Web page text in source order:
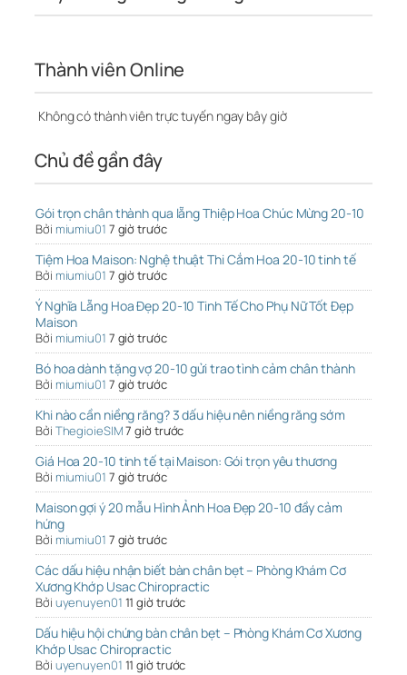
Thành viên Online
Không có thành viên trực tuyến ngay bây giờ
Chủ đề gần đây
Gói trọn chân thành qua lẵng Thiệp Hoa Chúc Mừng 20-10
Bởi miumiu01 7 giờ trước
Tiệm Hoa Maison: Nghệ thuật Thi Cắm Hoa 20-10 tinh tế
Bởi miumiu01 7 giờ trước
Ý Nghĩa Lẵng Hoa Đẹp 20-10 Tinh Tế Cho Phụ Nữ Tốt Đẹp
Maison
Bởi miumiu01 7 giờ trước
Bó hoa dành tặng vợ 20-10 gửi trao tình cảm chân thành
Bởi miumiu01 7 giờ trước
Khi nào cần niềng răng? 3 dấu hiệu nên niềng răng sớm
Bởi ThegioieSIM7 giờ trước
Giá Hoa 20-10 tinh tế tại Maison: Gói trọn yêu thương
Bởi miumiu01 7 giờ trước
Maison gợi ý 20 mẫu Hình Ảnh Hoa Đẹp 20-10 đầy cảm
hứng
Bởi miumiu01 7 giờ trước
Các dấu hiệu nhận biết bàn chân bẹt – Phòng Khám Cơ
Xương Khớp Usac Chiropractic
Bởi uyenuyen01 11 giờ trước
Dấu hiệu hội chứng bàn chân bẹt – Phòng Khám Cơ Xương
Khớp Usac Chiropractic
Bởi uyenuyen01 11 giờ trước